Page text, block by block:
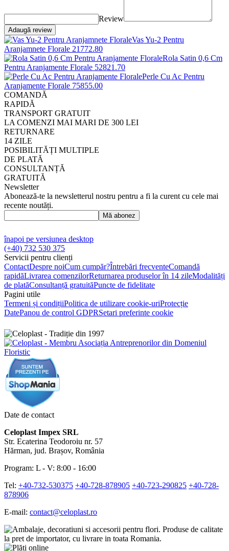
Review
Adaugă review
Vas Yu-2 Pentru
Aranjamnete Florale 21772.80
Rola Satin 0,6 Cm
Pentru Aranjamente Florale 52821 .70
Perle Cu Ac Pentru
Aranjamente Florale 75855.00
COMANDĂ
RAPIDĂ
TRANSPORT GRATUIT
LA COMENZI MAI MARI DE 300 LEI
RETURNARE
14 ZILE
POSIBILITĂȚI MULTIPLE
DE PLATĂ
CONSULTANȚĂ
GRATUITĂ
Newsletter
Abonează-te la newsletterul nostru pentru a fi la curent cu cele mai
recente noutăți.
Mă abonez
înapoi pe versiunea desktop
(+40) 732 530 375
Servicii pentru clienți
ContactDespre noiCum cumpăr?Întrebări frecventeComandă
rapidăLivrarea comenzilorReturnarea produselor în 14 zileModalități
de platăConsultanță gratuităPuncte de fidelitate
Pagini utile
Termeni și condițiiPolitica de utilizare cookie-uriProtecție
DatePanou de control GDPRSetari preferinte cookie
Date de contact
Celoplast Impex SRL
Str. Ecaterina Teodoroiu nr. 57
Hărman, jud. Brașov, România
Program: L - V: 8:00 - 16:00
Tel: +40-732-530375 +40-728-878905 +40-723-290825 +40-728-
878906
E-mail: contact@celoplast.ro